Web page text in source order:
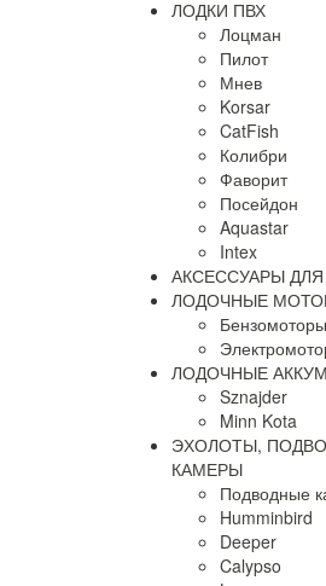
ЛОДКИ ПВХ
Лоцман
Пилот
Мнев
Korsar
CatFish
Колибри
Фаворит
Посейдон
Aquastar
Intex
АКСЕССУАРЫ
ЛОДОЧНЫЕ
Бензомоторы
ЛОДОЧНЫЕ
Sznajder
Minn Kota
ЭХОЛОТЫ,
КАМЕРЫ
Подводные
Humminbird
Deeper
Calypso